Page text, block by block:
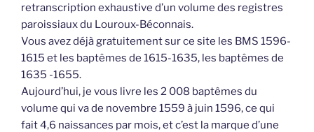
retranscription exhaustive d’un volume des registres
paroissiaux du Louroux-Béconnais.
Vous avez déjà gratuitement sur ce site les BMS 1596-
1615 et les baptêmes de 1615-1635, les baptêmes de
1635 -1655.
Aujourd’hui, je vous livre les 2 008 baptêmes du
volume qui va de novembre 1559 à juin 1596, ce qui
fait 4,6 naissances par mois, et c’est la marque d’une